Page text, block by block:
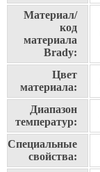
Материал/
код
материала
Brady:
Цвет
материала:
Диапазон
температур:
Специальные
свойства: